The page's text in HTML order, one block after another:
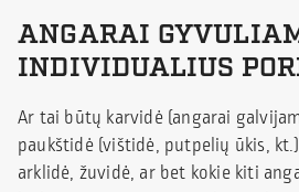
ANGARAI
INDIVIDUALIUS
Ar tai būtų karvidė (angarai
paukštidė (vištidė, putpelių ūkis,
arklidė, žuvidė, ar bet kokie kiti